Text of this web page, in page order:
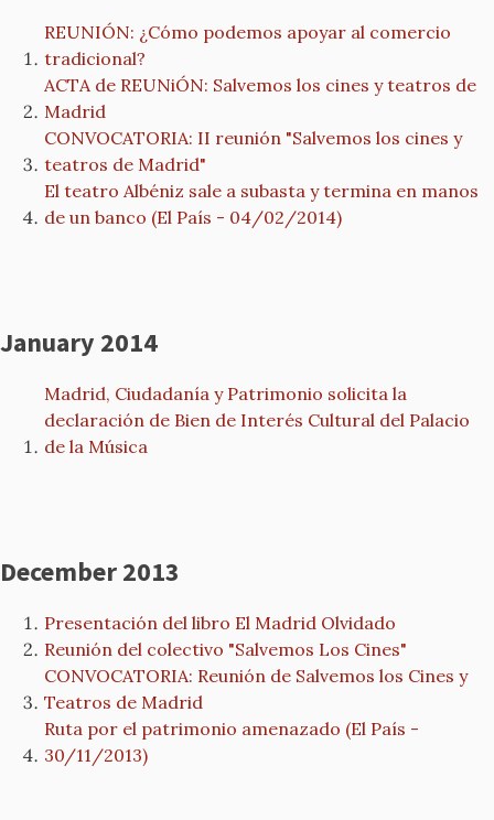
REUNIÓN: ¿Cómo podemos apoyar al comercio
tradicional?
ACTA de REUNiÓN: Salvemos los cines y teatros de
Madrid
CONVOCATORIA: II reunión "Salvemos los cines y
teatros de Madrid"
El teatro Albéniz sale a subasta y termina en manos
de un banco (El País - 04/02/2014)
January 2014
Madrid, Ciudadanía y Patrimonio solicita la
declaración de Bien de Interés Cultural del Palacio
de la Música
December 2013
Presentación del libro El Madrid Olvidado
Reunión del colectivo "Salvemos Los Cines"
CONVOCATORIA: Reunión de Salvemos los Cines y
Teatros de Madrid
Ruta por el patrimonio amenazado (El País -
30/11/2013)